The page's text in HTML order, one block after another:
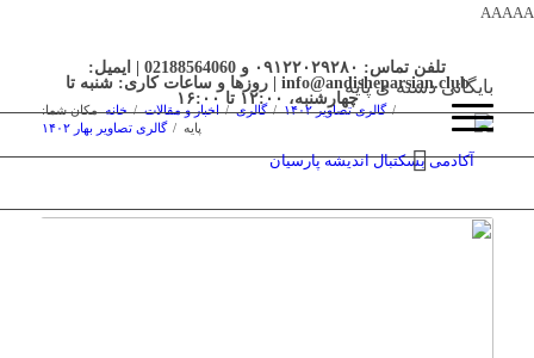
AAAAA
تلفن تماس: ۰۹۱۲۲۰۲۹۲۸۰ و 02188564060 | ایمیل:
info@andisheparsian.club | روزها و ساعات کاری: شنبه تا
چهارشنبه، ۱۲:۰۰ تا ۱۶:۰۰
بایگانی دسته ی پایه
مکان شما: خانه / اخبار و مقالات / گالری / گالری تصاویر ۱۴۰۲ /
گالری تصاویر بهار ۱۴۰۲ / پایه